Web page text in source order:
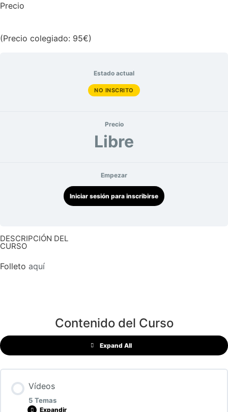
Precio
(Precio colegiado: 95€)
Estado actual
NO INSCRITO
Precio
Libre
Empezar
Iniciar sesión para inscribirse
DESCRIPCIÓN DEL
CURSO
Folleto aquí
Contenido del Curso
Expand All
Vídeos
5 Temas
Expandir